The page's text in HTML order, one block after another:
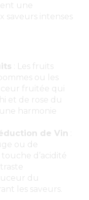
une
saveurs intenses
: Les fruits
ou les
fruitée qui
et de rose du
harmonie
de Vin
ou de
d’acidité
du
les saveurs.